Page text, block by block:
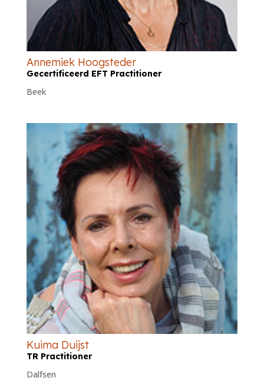
Annemiek Hoogsteder
Gecertificeerd EFT Practitioner
Beek
Kuima Duijst
TR Practitioner
Dalfsen